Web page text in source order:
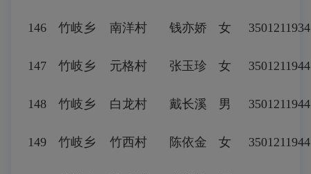
146 竹岐乡 南洋村 钱亦娇 女
147 竹岐乡 元格村 张玉珍 女
148 竹岐乡 白龙村 戴长溪 男
149 竹岐乡 竹西村 陈依金 女